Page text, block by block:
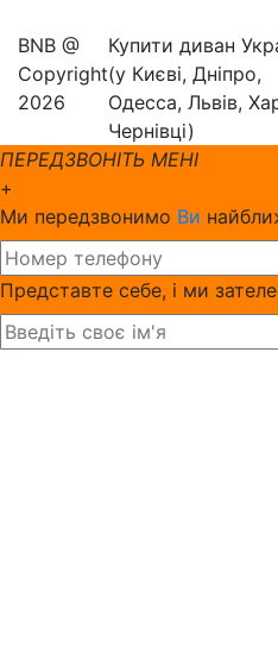
BNB @
Copyright
2026
Купити диван
(у Києві, Дніпро,
Одесса, Львів,
Чернівці)
ПЕРЕДЗВОНІТЬ МЕНІ
+
Ми передзвонимо Ви
Представте себе, і ми